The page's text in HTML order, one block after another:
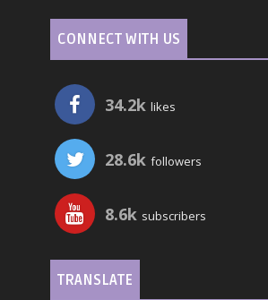
CONNECT WITH US
34.2k likes
28.6k followers
8.6k subscribers
TRANSLATE